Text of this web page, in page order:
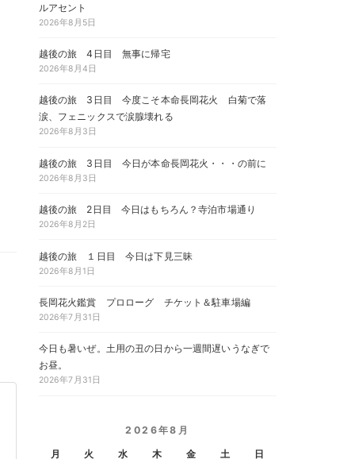
ルアセント
2026年8月5日
越後の旅 4日目 無事に帰宅
2026年8月4日
越後の旅 3日目 今度こそ本命長岡花火 白菊で落
涙、フェニックスで涙腺壊れる
2026年8月3日
越後の旅 3日目 今日が本命長岡花火・・・の前に
2026年8月3日
越後の旅 2日目 今日はもちろん？寺泊市場通り
2026年8月2日
越後の旅 １日目 今日は下見三昧
2026年8月1日
長岡花火鑑賞 プロローグ チケット＆駐車場編
2026年7月31日
今日も暑いぜ。土用の丑の日から一週間遅いうなぎで
お昼。
2026年7月31日
2026年8月
月
火 水 木 金 土 日